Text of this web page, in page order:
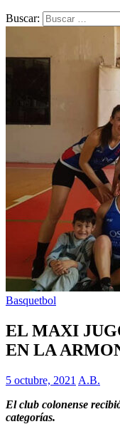
Buscar:
Basquetbol
EL MAXI
EN LA
5 octubre, 2021 A.B.
El club colonense
categorías.